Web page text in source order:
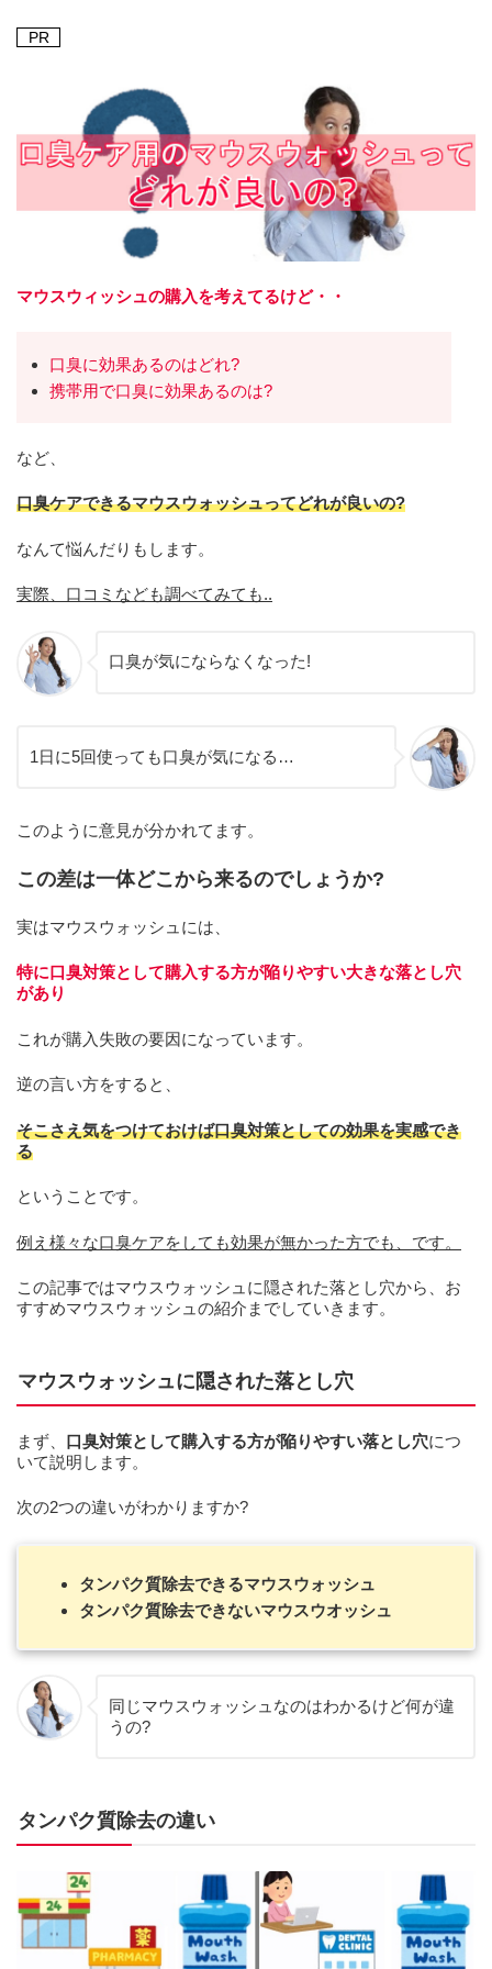
PR
マウスウィッシュの購入を考えてるけど・・
口臭に効果あるのはどれ?
携帯用で口臭に効果あるのは?
など、
口臭ケアできるマウスウォッシュってどれが良いの?
なんて悩んだりもします。
実際、口コミなども調べてみても..
口臭が気にならなくなった!
1日に5回使っても口臭が気になる…
このように意見が分かれてます。
この差は一体どこから来るのでしょうか?
実はマウスウォッシュには、
特に口臭対策として購入する方が陥りやすい大きな落とし穴
があり
これが購入失敗の要因になっています。
逆の言い方をすると、
そこさえ気をつけておけば口臭対策としての効果を実感でき
る
ということです。
例え様々な口臭ケアをしても効果が無かった方でも、です。
この記事ではマウスウォッシュに隠された落とし穴から、お
すすめマウスウォッシュの紹介までしていきます。
マウスウォッシュに隠された落とし穴
まず、 口臭対策として購入する方が陥りやすい落とし穴につ
いて説明します。
次の2つの違いがわかりますか?
タンパク質除去できるマウスウォッシュ
タンパク質除去できないマウスウオッシュ
同じマウスウォッシュなのはわかるけど何が違
うの?
タンパク質除去の違い